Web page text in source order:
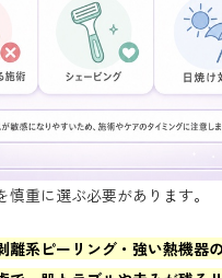
重に選ぶ必要があります。
離系ピーリング・強い熱機器